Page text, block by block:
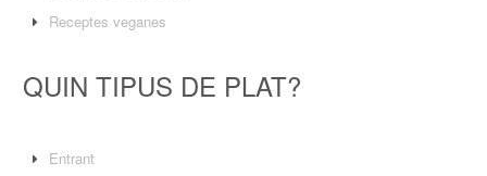
Receptes veganes
QUIN TIPUS DE PLAT?
Entrant